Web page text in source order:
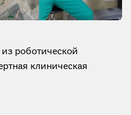
роботической
клиническая